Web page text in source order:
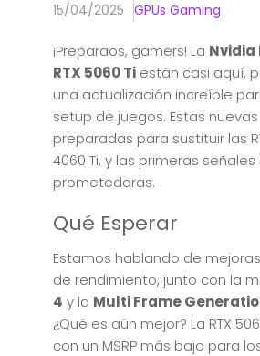
15/04/2025 GPUs Gaming
¡Preparaos, gamers! La Nvidia
RTX 5060 Ti están casi aquí,
una actualización increíble
setup de juegos. Estas nuevas
preparadas para sustituir las
4060 Ti, y las primeras señales
prometedoras.
Qué Esperar
Estamos hablando de
de rendimiento, junto con la
4 y la Multi Frame
¿Qué es aún mejor? La RTX
con un MSRP más bajo para